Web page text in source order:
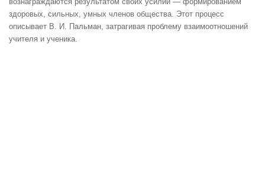
здоровых, сильных, умных членов общества. Этот процесс
описывает В. И. Пальман, затрагивая проблему взаимоотношений
учителя и ученика.